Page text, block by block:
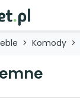
Komody